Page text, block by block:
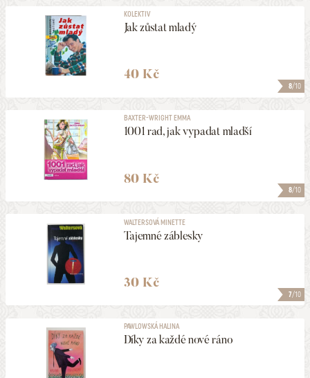
8/10
KOLEKTIV
Jak zůstat mladý
40 Kč
8/10
BAXTER-WRIGHT EMMA
1001 rad, jak vypadat mladší
80 Kč
7/10
WALTERSOVÁ MINETTE
Tajemné záblesky
30 Kč
PAWLOWSKÁ HALINA
Díky za každé nové ráno